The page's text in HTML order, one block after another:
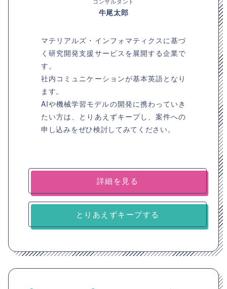
牛尾太郎
マテリアルズ・インフォマティクスに基づ
く研究開発支援サービスを展開する企業で
す。
社内コミュニケーションが基本英語となり
ます。
AIや機械学習モデルの開発に携わっていき
たい方は、とりあえずキープし、案件への
申し込みをぜひ検討してみてください。
詳細を見る
とりあえずキープする